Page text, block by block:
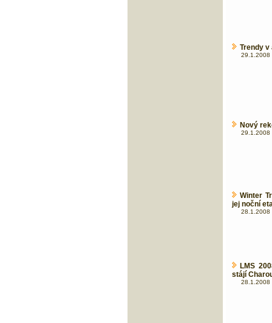
Trendy v
29.1.2008
Nový
29.1.2008
Winter
jej noční
28.1.2008
LMS
stájí
28.1.2008